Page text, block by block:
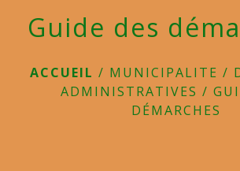
Guide des
ACCUEIL / MUNICIPALITE /
ADMINISTRATIVES /
DÉMARCHES